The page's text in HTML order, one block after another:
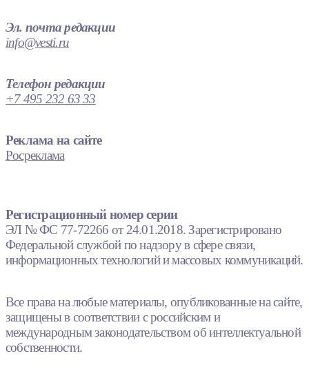
Эл. почта редакции
info@vesti.ru
Телефон редакции
+7 495 232 63 33
Реклама на сайте
Росреклама
Регистрационный номер серии
ЭЛ № ФС 77-72266 от 24.01.2018. Зарегистрировано
Федеральной службой по надзору в сфере связи,
информационных технологий и массовых коммуникаций.
Все права на любые материалы, опубликованные на сайте,
защищены в соответствии с российским и
международным законодательством об интеллектуальной
собственности.